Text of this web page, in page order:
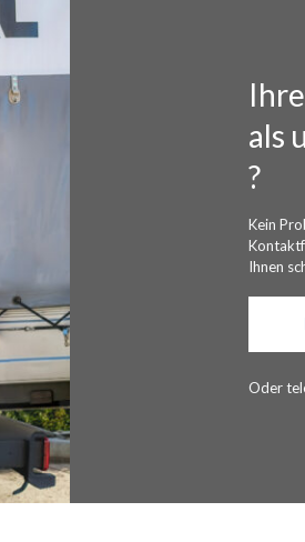
als
?
Kein
Ihnen
Oder